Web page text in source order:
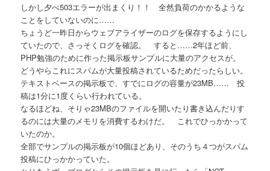
しかし夕べ503エラーが出まくり！！ 全然負荷のかかるような
ことをしていないのに……
ちょうど一昨日からウェブアライザーのログを保存するようにし
ていたので、さっそくログを確認。 すると……2年ほど前、
PHP勉強のために作った掲示板サンプルに大量のアクセスが。
どうやらこれにスパムが大量投稿されているためだったらしい。
テキストベースの掲示板で、すでにログの容量が23MB…… 投
稿は1分に1度くらい行われている。
なるほどね、そりゃ23MBのファイルを開いたり書き込んだりす
るのには大量のメモリを消費するわけだ。 これでひっかかって
いたのか。
全部でサンプルの掲示板が10個ほどあり、そのうち４つがスパム
投稿にひっかかっていた。